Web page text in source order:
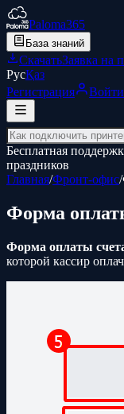
Paloma365
База знаний
СкачатьЗаявка на
РусҚаз
Регистрация
Войти
Бесплатная
праздников
Главная/Фронт-офис/
Форма
Форма оплаты
которой кассир